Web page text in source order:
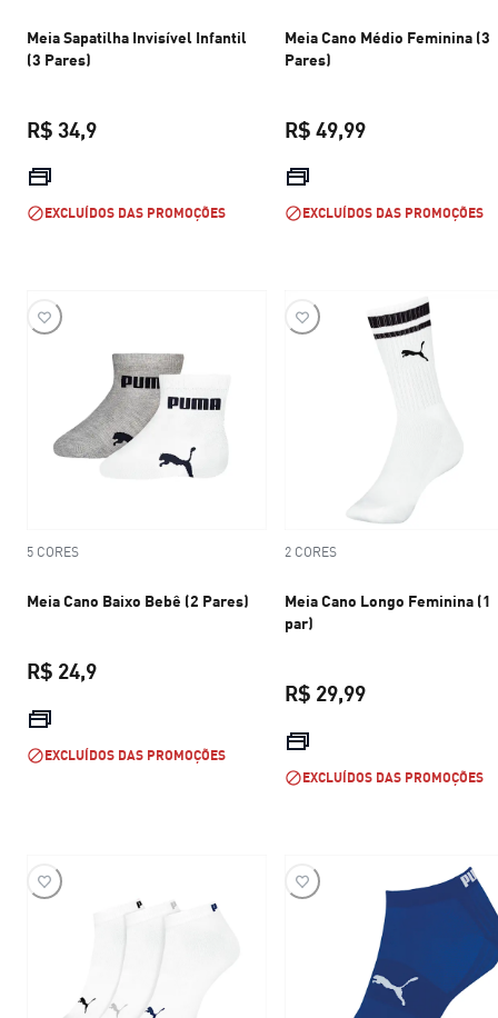
Meia Sapatilha Invisível Infantil
(3 Pares)
R$ 34,9
EXCLUÍDOS DAS PROMOÇÕES
Meia Cano Médio Feminina (3
Pares)
R$ 49,99
EXCLUÍDOS DAS PROMOÇÕES
5 CORES
Meia Cano Baixo Bebê (2 Pares)
R$ 24,9
EXCLUÍDOS DAS PROMOÇÕES
2 CORES
Meia Cano Longo Feminina (1
par)
R$ 29,99
EXCLUÍDOS DAS PROMOÇÕES